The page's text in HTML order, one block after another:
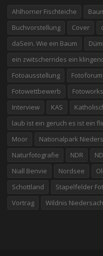
Ahlhorner Fischteiche
Buchvorstellung
Cover
daSein. Wie ein Baum
ein zwitscherndes ein
Fotoausstellung
Fotoforum
Fotowettbewerb
Interview
KAS
laub ist ein geruch es ist ein
Moor
Nationalpark
Naturfotografie
NDR
Niall Benvie
Nordsee
Schottland
Stapelfelder
Vortrag
Wildnis